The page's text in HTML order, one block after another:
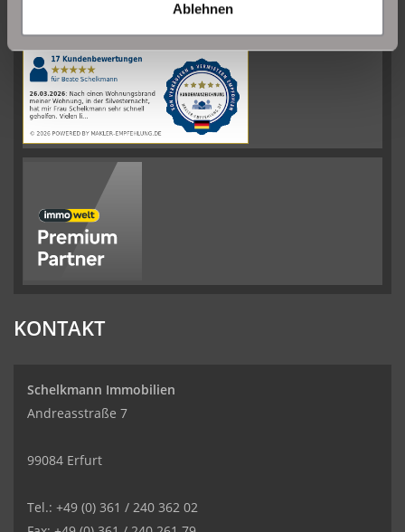
Ablehnen
|110Schelkmann
ImmobilienBewertungen
auf
werkenntdenBESTEN.de
KONTAKT
Schelkmann Immobilien
Andreasstraße 7
99084 Erfurt
Tel.: +49 (0) 361 / 240 362 02